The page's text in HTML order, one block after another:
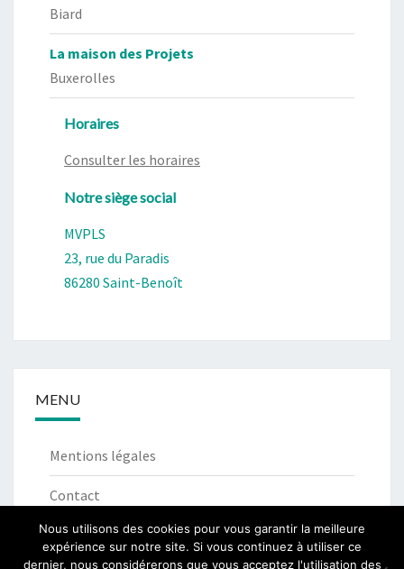
Biard
La maison des Projets
Buxerolles
Horaires
Consulter les horaires
Notre siège social
MVPLS
23, rue du Paradis
86280 Saint-Benoît
MENU
Mentions légales
Contact
Nous utilisons des cookies pour vous garantir la meilleure
expérience sur notre site. Si vous continuez à utiliser ce
dernier, nous considérerons que vous acceptez l'utilisation des